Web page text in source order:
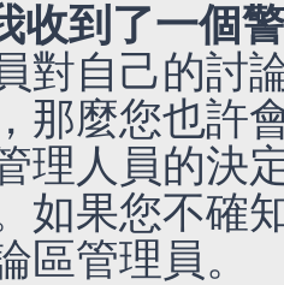
收到了一個
對自己的討
那麼您也許
理人員的決
如果您不確
區管理員。